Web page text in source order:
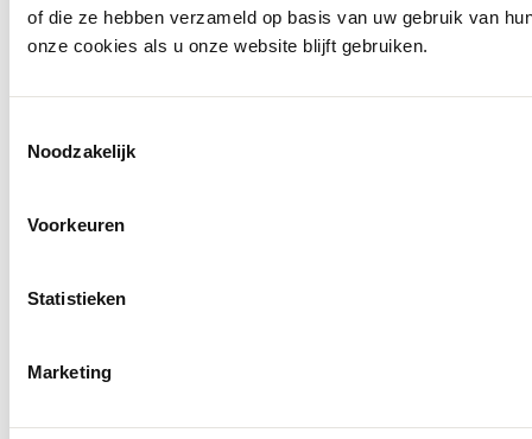
of die ze hebben verzameld op basis van uw gebruik van
onze cookies als u onze website blijft gebruiken.
Noodzakelijk
Voorkeuren
Statistieken
Marketing
Openingstijden